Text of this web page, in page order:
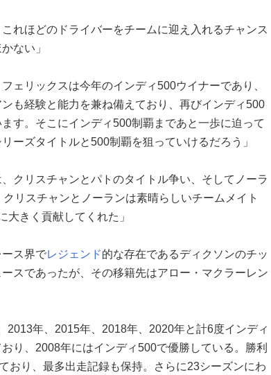
れほどのドライバーをチームに迎え入れるチャンス
ない」
ェリックスは今年のインディ500ウイナーであり、
も経験と能力を兼ね備えており、再びインディ500
す。そこにインディ500制覇まであと一歩に迫って
ーズタイトルと500制覇を狙っていけるだろう」
クリスチャンとパトのタイトル争い、そしてノーラ
リスチャンとノーランは素晴らしいチームメイト
大きく貢献してくれた」
ス界でレジェンド的な存在であるディクソンのチッ
スであったが、その移籍先はアロー・マクラーレン
2013年、2015年、2018年、2020年と計6度インディ
り、2008年にはインディ500で優勝している。勝利
おり、最多出走記録も保持。さらに23シーズンにわ